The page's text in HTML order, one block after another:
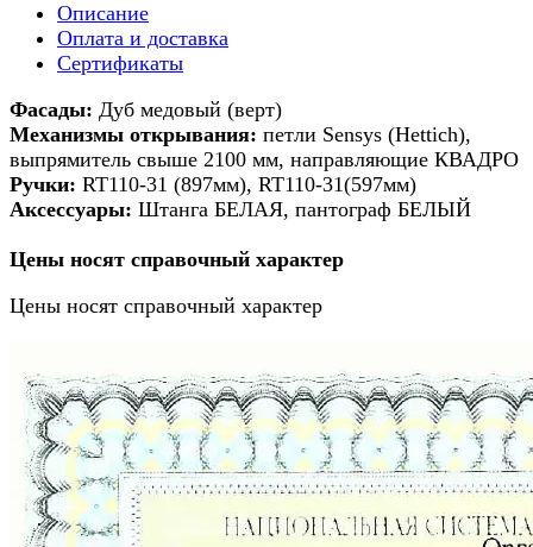
Описание
Оплата и доставка
Сертификаты
Фасады: Дуб медовый (верт)
Механизмы открывания: петли Sensys (Hettich),
выпрямитель свыше 2100 мм, направляющие КВАДРО
Ручки: RT110-31 (897мм), RT110-31(597мм)
Аксессуары: Штанга БЕЛАЯ, пантограф БЕЛЫЙ
Цены носят справочный характер
Цены носят справочный характер